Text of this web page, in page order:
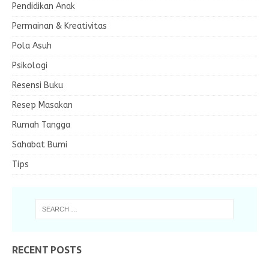
Pendidikan Anak
Permainan & Kreativitas
Pola Asuh
Psikologi
Resensi Buku
Resep Masakan
Rumah Tangga
Sahabat Bumi
Tips
RECENT POSTS